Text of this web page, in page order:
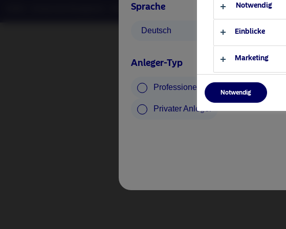
Sprache
Deutsch
Anleger-Typ
Professioneller Anleger
Privater Anleger
©2026 – Nordea Asset Management – alle Rechte vorbehalten Notwendig
Einblicke
Marketing
Notwendig